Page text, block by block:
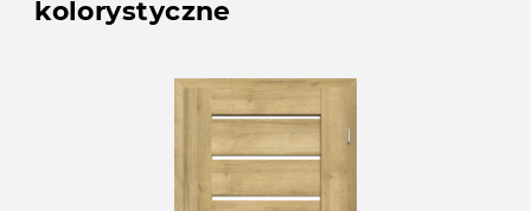
kolorystyczne